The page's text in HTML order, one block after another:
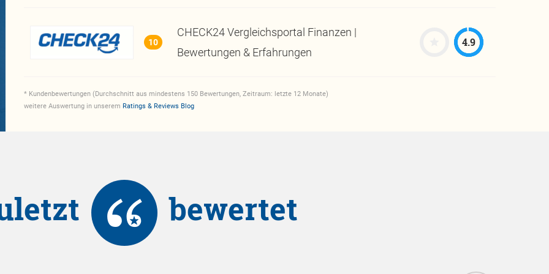
10
CHECK24 Vergleichsportal Finanzen |
Bewertungen & Erfahrungen
4.9
* Kundenbewertungen (Durchschnitt aus mindestens 150 Bewertungen, Zeitraum: letzte 12 Monate)
weitere Auswertung in unserem Ratings & Reviews Blog
bewertet